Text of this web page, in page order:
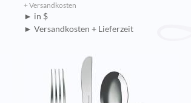
+ Versandkosten
► in $
► Versandkosten + Lieferzeit